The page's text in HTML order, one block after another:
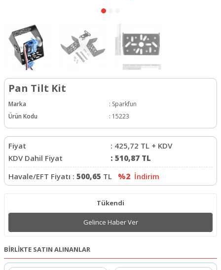
Pan Tilt Kit
Marka : Sparkfun
Ürün Kodu
: 15223
Fiyat : 425,72 TL + KDV
KDV Dahil Fiyat
: 510,87 TL
Havale/EFT Fiyatı : 500,65 TL %2 İndirim
Tükendi
Gelince Haber Ver
BİRLİKTE SATIN ALINANLAR